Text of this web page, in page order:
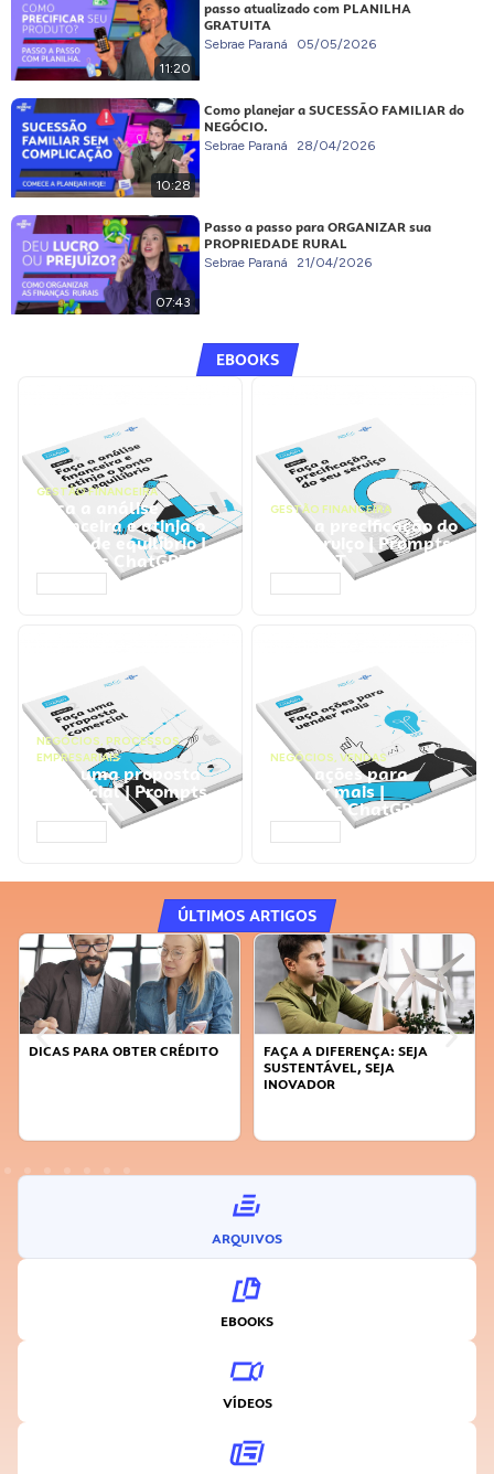
11:20
passo atualizado com PLANILHA
GRATUITA
Sebrae Paraná 05/05/2026
10:28
Como planejar a SUCESSÃO FAMILIAR do
NEGÓCIO.
Sebrae Paraná 28/04/2026
07:43
Passo a passo para ORGANIZAR sua
PROPRIEDADE RURAL
Sebrae Paraná 21/04/2026
EBOOKS
GESTÃO FINANCEIRA
Faça a análise
financeira e atinja o
ponto de equilíbrio |
Prompts ChatGPT
GESTÃO FINANCEIRA
Faça a precificação do
seu serviço | Prompts
ChatGPT
NEGÓCIOS, PROCESSOS
EMPRESARIAIS
Faça uma proposta
comercial | Prompts
ChatGPT
NEGÓCIOS, VENDAS
Faça ações para
vender mais |
Prompts ChatGPT
ÚLTIMOS ARTIGOS
DICAS PARA OBTER CRÉDITO
FAÇA A DIFERENÇA: SEJA
SUSTENTÁVEL, SEJA
INOVADOR
ARQUIVOS
EBOOKS
VÍDEOS